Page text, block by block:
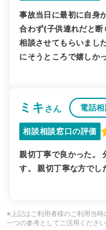
事故当日に最初に自身
合わず(子供連れだと断
相談させてもらいまし
にそうところで嬉しか
ミキさん 電話
相談相談窓口の評価
親切丁寧で良かった。
す。 親切丁寧な方でし
※上記はご利用者様のご利用当時
一つの参考としてご活用ください